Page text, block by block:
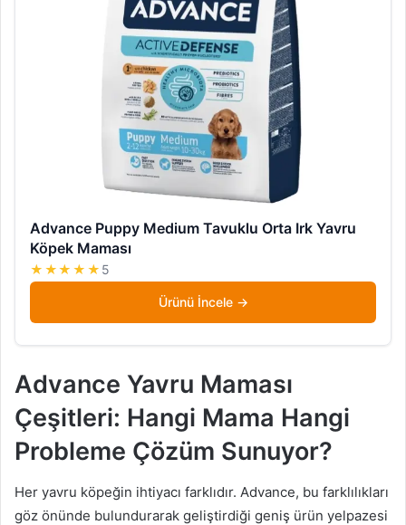
Advance Puppy Medium Tavuklu Orta Irk Yavru
Köpek Maması
★★★★★ 5
Ürünü İncele
Advance Yavru Maması
Çeşitleri: Hangi Mama Hangi
Probleme Çözüm Sunuyor?
Her yavru köpeğin ihtiyacı farklıdır. Advance, bu farklılıkları
göz önünde bulundurarak geliştirdiği geniş ürün yelpazesi